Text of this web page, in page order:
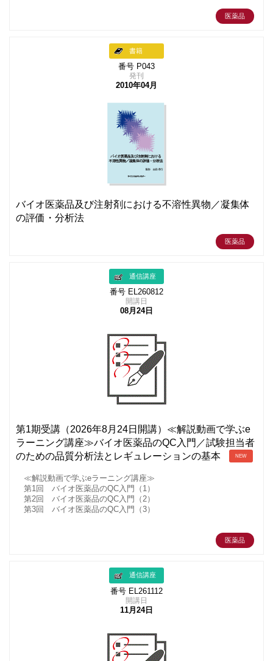
医薬品
書籍
番号 P043
発刊
2010年04月
バイオ医薬品及び注射剤における不溶性異物／凝集体
の評価・分析法
医薬品
通信講座
番号 EL260812
開講日
08月24日
第1期受講（2026年8月24日開講）≪解説動画で学ぶe
ラーニング講座≫バイオ医薬品のQC入門／試験担当者
のための品質分析法とレギュレーションの基本
NEW
≪解説動画で学ぶeラーニング講座≫
第1回 バイオ医薬品のQC入門（1）
第2回 バイオ医薬品のQC入門（2）
第3回 バイオ医薬品のQC入門（3）
医薬品
通信講座
番号 EL261112
開講日
11月24日